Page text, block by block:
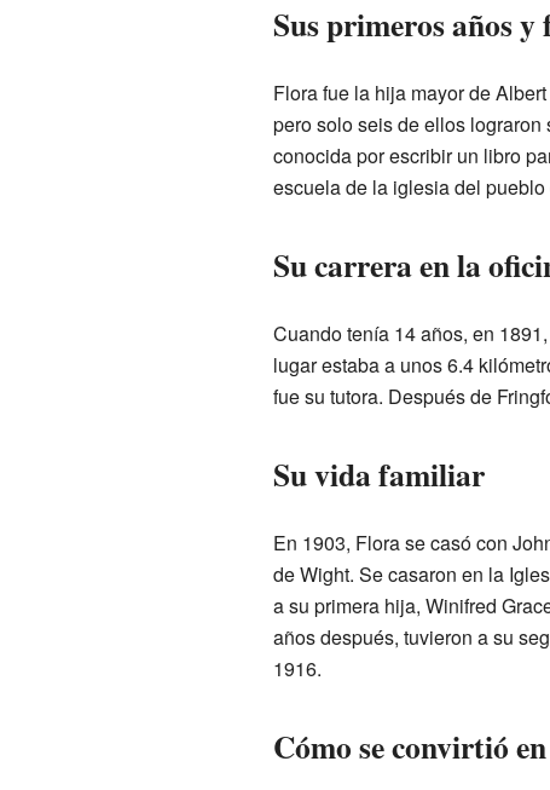
Sus primeros años
Flora fue la hija mayor de
pero solo seis de ellos
conocida por escribir un libro
escuela de la iglesia del pueblo
Su carrera en la
Cuando tenía 14 años, en
lugar estaba a unos 6.4
fue su tutora. Después de
Su vida familiar
En 1903, Flora se casó con
de Wight. Se casaron en la
a su primera hija, Winifred
años después, tuvieron a su
1916.
Cómo se convirtió